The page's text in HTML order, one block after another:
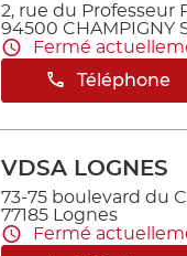
2, rue du Professeur
94500 CHAMPIGNY
Fermé
Téléphone
VDSA LOGNES
73-75 boulevard du
77185 Lognes
Fermé